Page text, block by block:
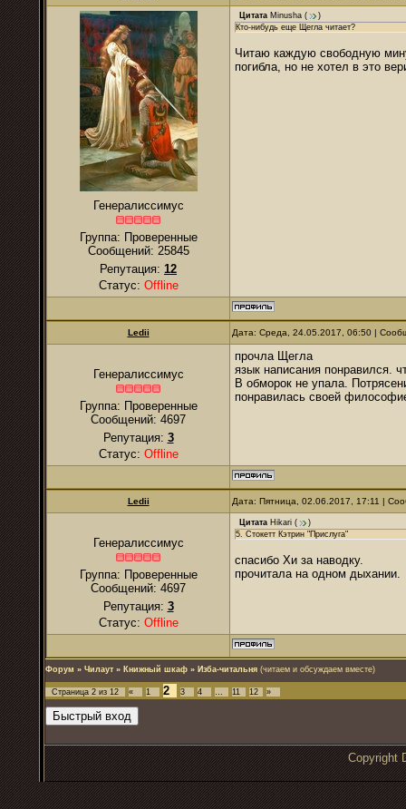
Генералиссимус
Группа: Проверенные
Сообщений: 25845
Репутация: 12
Статус: Offline
Цитата Minusha (
)
Кто-нибудь еще Щегла читает?
Читаю каждую свободную
погибла, но не хотел в это
Ledii Дата: Среда, 24.05.2017, 06:50 |
Генералиссимус
Группа: Проверенные
Сообщений: 4697
Репутация: 3
Статус: Offline
прочла Щегла
язык написания понравился.
В обморок не упала.
понравилась своей
Ledii Дата: Пятница, 02.06.2017, 17:11 |
Генералиссимус
Группа: Проверенные
Сообщений: 4697
Репутация: 3
Статус: Offline
Цитата Hikari (
)
5. Стокетт Кэтрин "Прислуга"
спасибо Хи за наводку.
прочитала на одном дыхании.
Форум » Чилаут » Книжный шкаф » Изба-читальня (читаем и обсуждаем вместе)
Страница 2 из 12 « 1 2 3 4 … 11 12 »
Copyright